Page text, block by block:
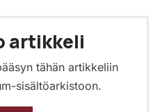
artikkeli
tähän artikkeliin
sisältöarkistoon.